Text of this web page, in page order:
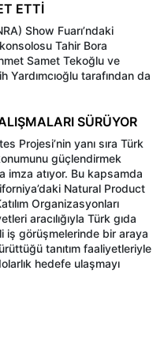
ETTİ
Show Fuarı’ndaki
Tahir Bora
Samet Tekoğlu ve
Yardımcıoğlu tarafından da
SÜRÜYOR
Projesi’nin yanı sıra Türk
güçlendirmek
imza atıyor. Bu kapsamda
Natural Product
Organizasyonları
aracılığıyla Türk gıda
iş görüşmelerinde bir araya
tanıtım faaliyetleriyle
hedefe ulaşmayı